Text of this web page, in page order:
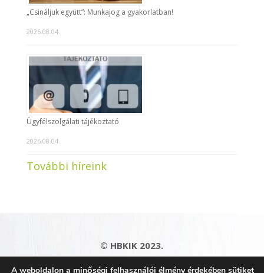
„Csináljuk együtt”: Munkajog a gyakorlatban!
2026.08.04.
Ügyfélszolgálati tájékoztató
2026.08.04.
További híreink
© HBKIK 2023.
Adatkezelési tájékoztató|Impresszum|
A weboldalon a minőségi felhasználói élmény érdekében sütiket